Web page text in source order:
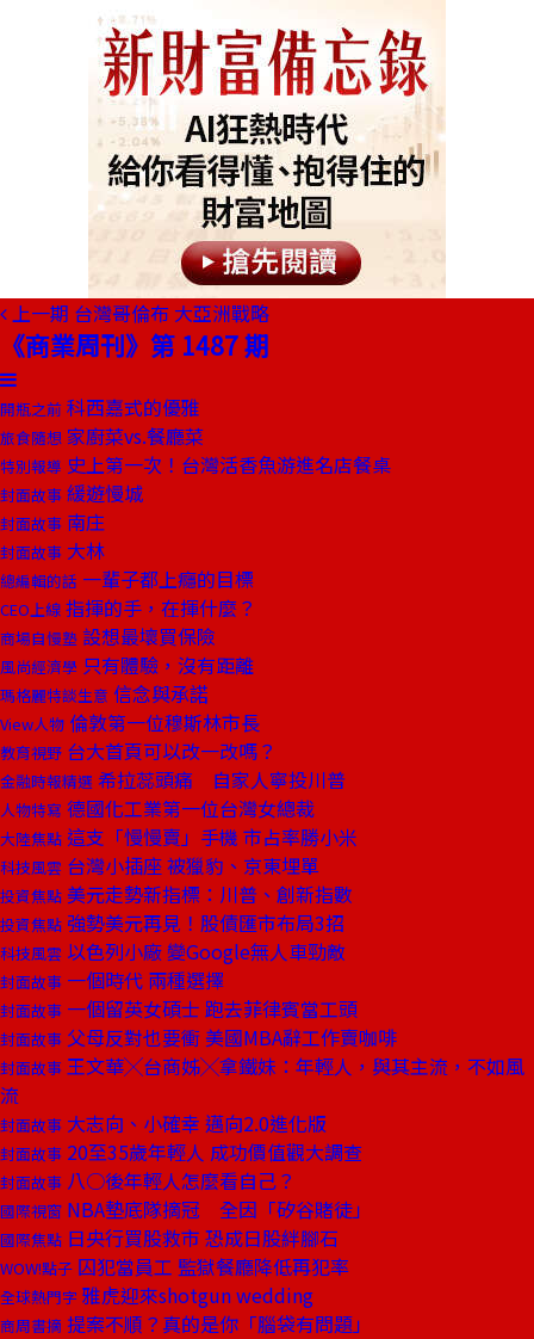
上一期 台灣哥倫布 大亞洲戰略
《商業周刊》第 1487 期
開瓶之前 科西嘉式的優雅
旅食隨想 家廚菜vs.餐廳菜
特別報導 史上第一次！台灣活香魚游進名店餐桌
封面故事 緩遊慢城
封面故事 南庄
封面故事 大林
總編輯的話 一輩子都上癮的目標
CEO上線 指揮的手，在揮什麼？
商場自慢塾 設想最壞買保險
風尚經濟學 只有體驗，沒有距離
瑪格麗特談生意 信念與承諾
View人物 倫敦第一位穆斯林市長
教育視野 台大首頁可以改一改嗎？
金融時報精選 希拉蕊頭痛 自家人寧投川普
人物特寫 德國化工業第一位台灣女總裁
大陸焦點 這支「慢慢賣」手機 市占率勝小米
科技風雲 台灣小插座 被獵豹、京東埋單
投資焦點 美元走勢新指標：川普、創新指數
投資焦點 強勢美元再見！股債匯市布局3招
科技風雲 以色列小廠 變Google無人車勁敵
封面故事 一個時代 兩種選擇
封面故事 一個留英女碩士 跑去菲律賓當工頭
封面故事 父母反對也要衝 美國MBA辭工作賣咖啡
封面故事 王文華╳台商姊╳拿鐵妹：年輕人，與其主流，不如風
流
封面故事 大志向、小確幸 邁向2.0進化版
封面故事 20至35歲年輕人 成功價值觀大調查
封面故事 八○後年輕人怎麼看自己？
國際視窗 NBA墊底隊摘冠 全因「矽谷賭徒」
國際焦點 日央行買股救市 恐成日股絆腳石
WOW!點子 囚犯當員工 監獄餐廳降低再犯率
全球熱門字 雅虎迎來shotgun wedding
商周書摘 提案不順？真的是你「腦袋有問題」